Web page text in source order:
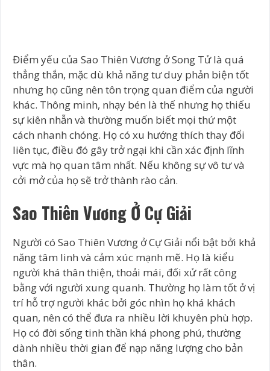
Điểm yếu của Sao Thiên Vương ở Song Tử là quá
thẳng thắn, mặc dù khả năng tư duy phản biện tốt
nhưng họ cũng nên tôn trọng quan điểm của người
khác. Thông minh, nhạy bén là thế nhưng họ thiếu
sự kiên nhẫn và thường muốn biết mọi thứ một
cách nhanh chóng. Họ có xu hướng thích thay đổi
liên tục, điều đó gây trở ngại khi cần xác định lĩnh
vực mà họ quan tâm nhất. Nếu không sự vô tư và
cởi mở của họ sẽ trở thành rào cản.
Sao Thiên Vương Ở Cự Giải
Người có Sao Thiên Vương ở Cự Giải nổi bật bởi khả
năng tâm linh và cảm xúc mạnh mẽ. Họ là kiểu
người khá thân thiện, thoải mái, đối xử rất công
bằng với người xung quanh. Thường họ làm tốt ở vị
trí hỗ trợ người khác bởi góc nhìn họ khá khách
quan, nên có thể đưa ra nhiều lời khuyên phù hợp.
Họ có đời sống tinh thần khá phong phú, thường
dành nhiều thời gian để nạp năng lượng cho bản
thân.